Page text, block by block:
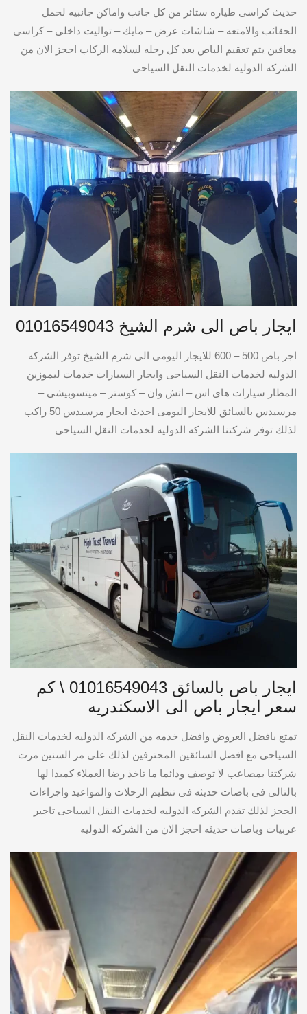
حديث كراسى طياره ستائر من كل جانب واماكن جانبيه لحمل
الحقائب والامتعه – شاشات عرض – مايك – تواليت داخلى – كراسى
معاقين يتم تعقيم الباص بعد كل رحله لسلامه الركاب احجز الان من
الشركه الدوليه لخدمات النقل السياحى
ايجار باص الى شرم الشيخ 01016549043
اجر باص 500 – 600 للايجار اليومى الى شرم الشيخ توفر الشركه
الدوليه لخدمات النقل السياحى وايجار السيارات خدمات ليموزين
المطار سيارات هاى اس – اتش وان – كوستر – ميتسوبيشى –
مرسيدس بالسائق للايجار اليومى احدث ايجار مرسيدس 50 راكب
لذلك توفر شركتنا الشركه الدوليه لخدمات النقل السياحى
ايجار باص بالسائق 01016549043 \ كم
سعر ايجار باص الى الاسكندريه
تمتع بافضل العروض وافضل خدمه من الشركه الدوليه لخدمات النقل
السياحى مع افضل السائقين المحترفين لذلك على مر السنين مرت
شركتنا بمصاعب لا توصف ودائما ما تاخذ رضا العملاء كمبدا لها
بالتالى فى باصات حديثه فى تنظيم الرحلات والمواعيد واجراءات
الحجز لذلك تقدم الشركه الدوليه لخدمات النقل السياحى تاجير
عربيات وباصات حديثه احجز الان من الشركه الدوليه